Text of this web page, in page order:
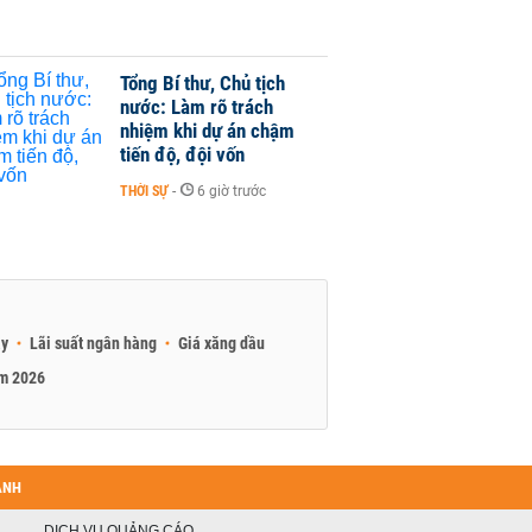
Tổng Bí thư, Chủ tịch
nước: Làm rõ trách
nhiệm khi dự án chậm
tiến độ, đội vốn
THỜI SỰ - 6 giờ trước
Lãi suất ngân hàng
Giá xăng dầu
2026